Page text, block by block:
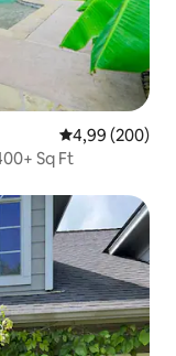
Gemiddelde
4,99 (200)
Sq Ft